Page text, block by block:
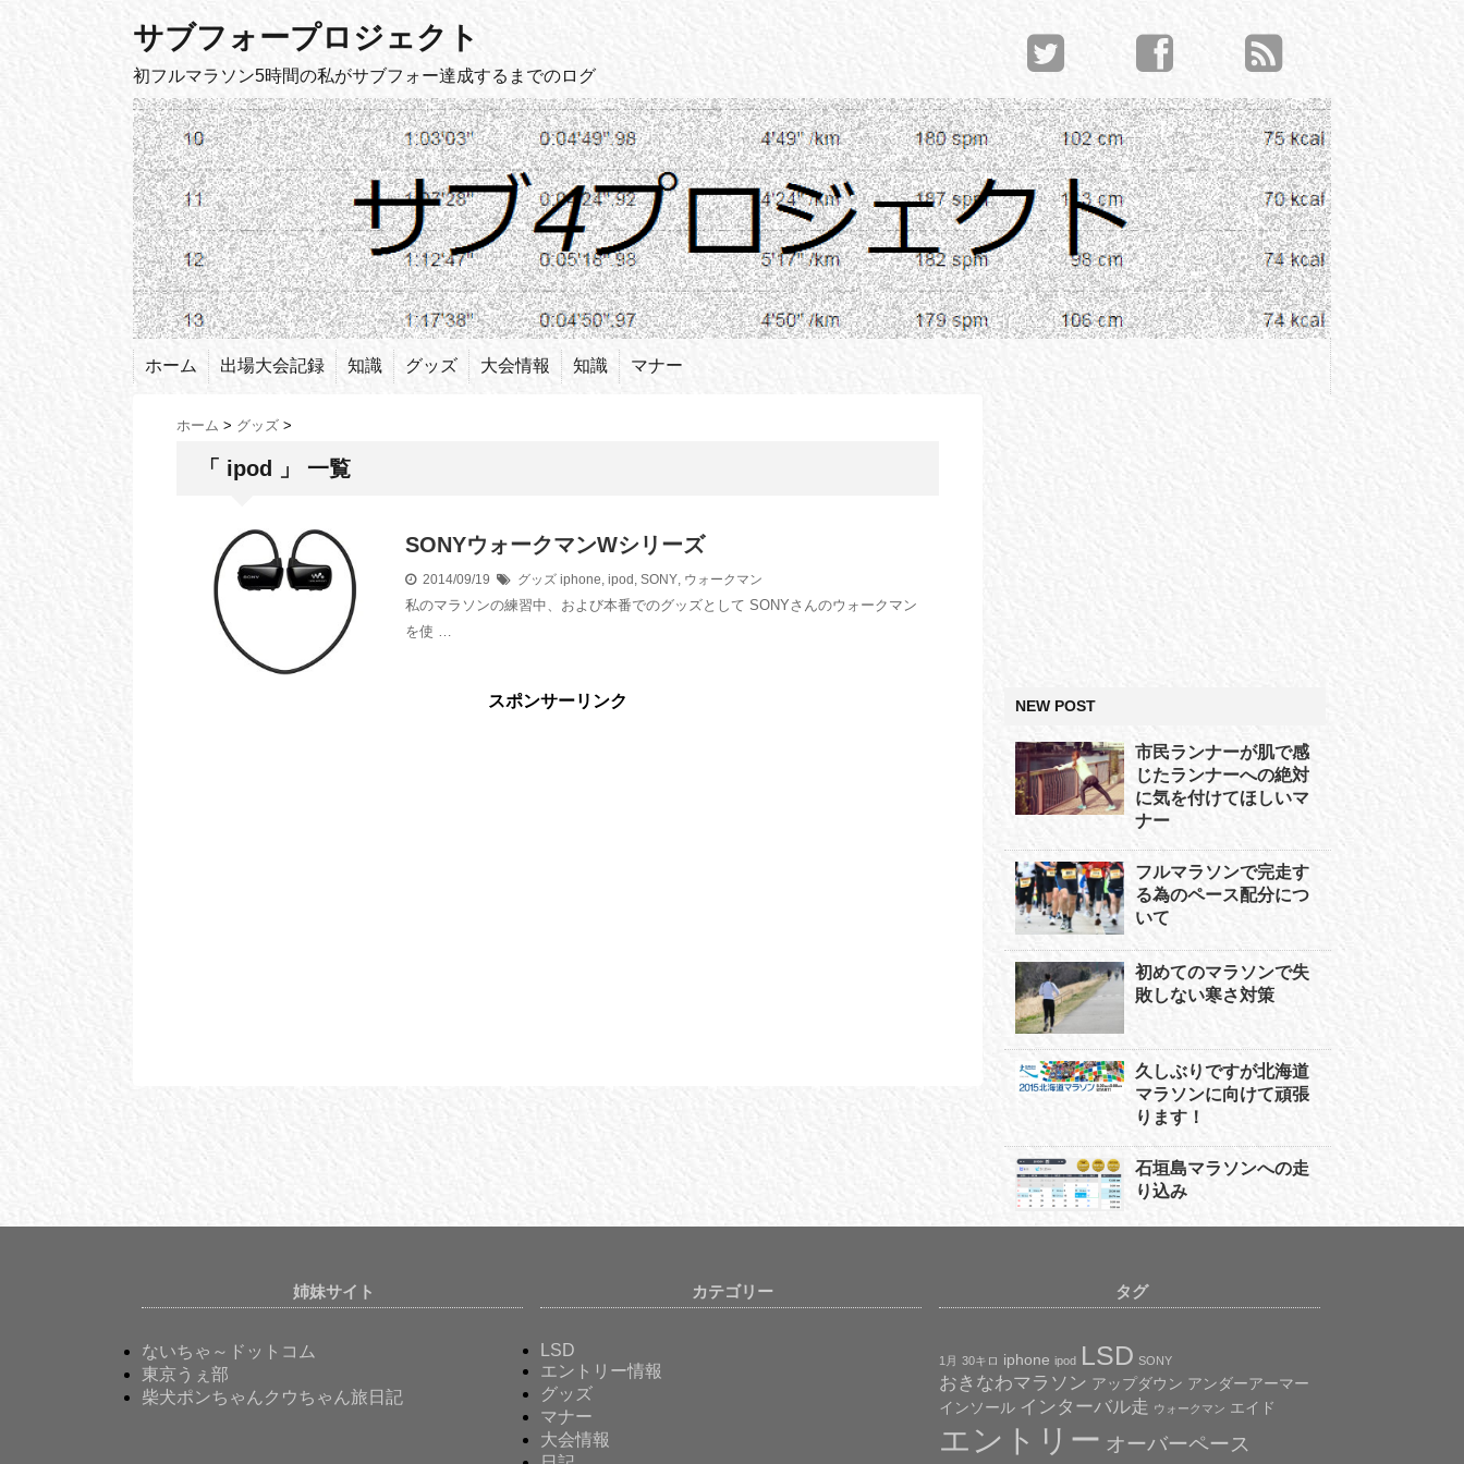
サブフォープロジェクト
初フルマラソン5時間の私がサブフォー達成するまでのログ
ホーム 出場大会記録 知識 グッズ 大会情報 知識 マナー
ホーム > グッズ >
「 ipod 」 一覧
SONYウォークマンWシリーズ
2014/09/19 グッズ iphone, ipod , SONY, ウォークマン
私のマラソンの練習中、および本番でのグッズとして SONYさんのウォークマン
を使 …
スポンサーリンク NEW POST
市民ランナーが肌で感
じたランナーへの絶対
に気を付けてほしいマ
ナー
フルマラソンで完走す
る為のペース配分につ
いて
初めてのマラソンで失
敗しない寒さ対策
久しぶりですが北海道
マラソンに向けて頑張
ります！
石垣島マラソンへの走
り込み
姉妹サイト
ないちゃ～ドットコム
東京うぇ部
柴犬ポンちゃんクウちゃん旅日記
カテゴリー
LSD
エントリー情報
グッズ
マナー
大会情報
タグ
1月 30キロ iphone ipod LSD SONY
おきなわマラソン アップダウン アンダーアーマー
インソール インターバル走 ウォークマン エイド
エントリー オーバーペース